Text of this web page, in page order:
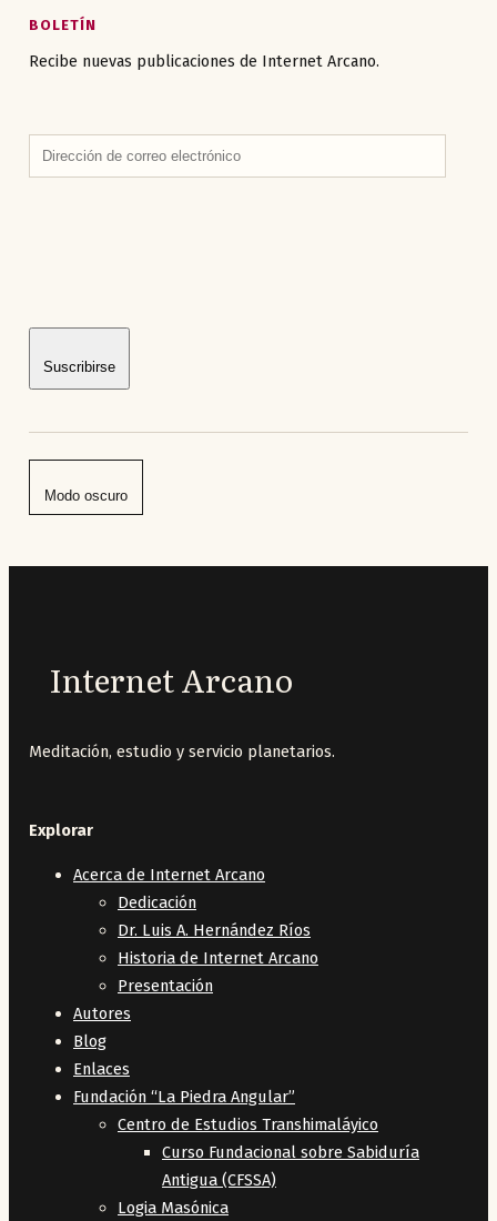
BOLETÍN
Recibe nuevas publicaciones de Internet Arcano.
Dirección
de
Suscribirse
Modo oscuro
Internet Arcano
Meditación, estudio y servicio planetarios.
Explorar
Acerca de Internet Arcano
Dedicación
Dr. Luis A. Hernández Ríos
Historia de Internet Arcano
Presentación
Autores
Blog
Enlaces
Fundación “La Piedra Angular”
Centro de Estudios Transhimaláyico
Curso Fundacional sobre Sabiduría
Antigua (CFSSA)
Logia Masónica